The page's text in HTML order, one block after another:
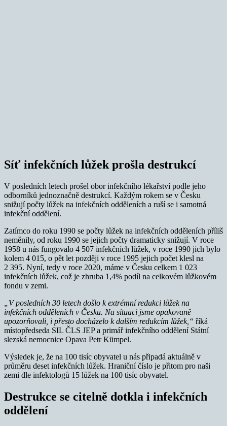
Síť infekčních lůžek prošla destrukcí
V posledních letech prošel obor infekčního lékařství podle jeho
odborníků jednoznačně destrukcí. Každým rokem se v Česku
snižují počty lůžek na infekčních odděleních a ruší se i samotná
infekční oddělení.
Zatímco do roku 1990 se počty lůžek na infekčních odděleních příliš
neměnily, od roku 1990 se jejich počty dramaticky snižují. V roce
1958 u nás fungovalo 4 507 infekčních lůžek, v roce 1990 jich bylo
kolem 4 015, o pět let později v roce 1995 jejich počet klesl na
2 395. Nyní, tedy v roce 2020, máme v Česku celkem 1 023
infekčních lůžek, což je zhruba 1,4% podíl na celkovém lůžkovém
fondu v zemi.
„V posledních 30 letech došlo k extrémní redukci lůžek na
infekčních odděleních v Česku. Na situaci jsme opakovaně
upozorňovali, i přesto docházelo k dalším redukcím lůžek,“ říká
místopředseda SIL ČLS JEP a primář infekčního oddělení Státní
slezská nemocnice Opava Petr Kümpel.
Výsledek je, že na 100 tisíc obyvatel u nás připadá aktuálně v
průměru deset infekčních lůžek. Hraniční číslo je přitom pro naši
zemi dle infektologů 15 lůžek na 100 tisíc obyvatel.
Destrukce se citelně dotkla i infekčních
oddělení